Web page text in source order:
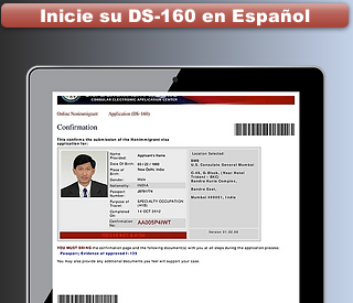
Inicie su DS-160 en Español